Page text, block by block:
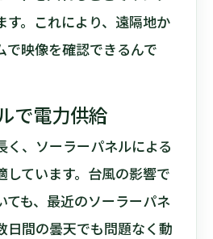
す。これにより、遠隔地か
で映像を確認できるんで
で電力供給
く、ソーラーパネルによる
しています。台風の影響で
ても、最近のソーラーパネ
日間の曇天でも問題なく動